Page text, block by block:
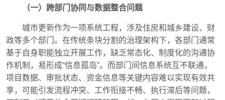
（一）跨部门协同与数据整合问题
城市更新作为一项系统工程，涉及住房和城乡建设、财
政等多个部门。在传统条块分割的治理架构下，各部门通常
基于自身职能独立开展工作，缺乏常态化、制度化的沟通协
作机制，易形成“信息孤岛”。而部门间信息系统互不联通，
项目数据、审批状态、资金信息等关键内容难以实现有效共
享，可能引发流程冲突、工作衔接不畅、执行滞后等问题，